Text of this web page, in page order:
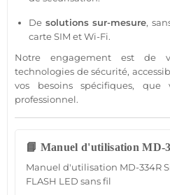
De solutions sur-mesure,
carte SIM et Wi-Fi.
Notre engagement est de
technologies desécurité,
vos besoins spécifiques,
professionnel.
📘 Manuel d'utilisation MD-
Manuel d'utilisation MD-334R
FLASH LED sans fil